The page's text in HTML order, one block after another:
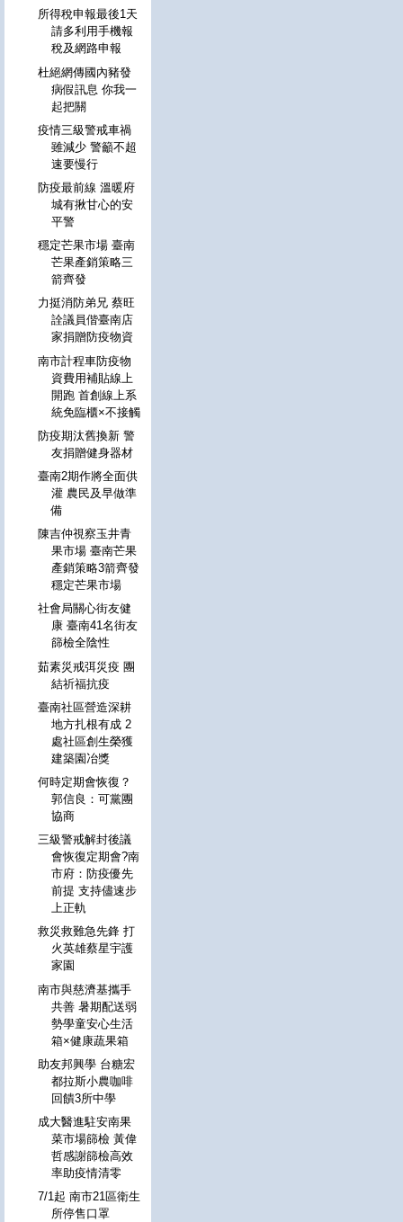
所得稅申報最後1天
請多利用手機報
稅及網路申報
杜絕網傳國內豬發
病假訊息 你我一
起把關
疫情三級警戒車禍
雖減少 警籲不超
速要慢行
防疫最前線 溫暖府
城有揪甘心的安
平警
穩定芒果市場 臺南
芒果產銷策略三
箭齊發
力挺消防弟兄 蔡旺
詮議員偕臺南店
家捐贈防疫物資
南市計程車防疫物
資費用補貼線上
開跑 首創線上系
統免臨櫃×不接觸
防疫期汰舊換新 警
友捐贈健身器材
臺南2期作將全面供
灌 農民及早做準
備
陳吉仲視察玉井青
果市場 臺南芒果
產銷策略3箭齊發
穩定芒果市場
社會局關心街友健
康 臺南41名街友
篩檢全陰性
茹素災戒弭災疫 團
結祈福抗疫
臺南社區營造深耕
地方扎根有成 2
處社區創生榮獲
建築園冶獎
何時定期會恢復？
郭信良：可黨團
協商
三級警戒解封後議
會恢復定期會?南
市府：防疫優先
前提 支持儘速步
上正軌
救災救難急先鋒 打
火英雄蔡星宇護
家園
南市與慈濟基攜手
共善 暑期配送弱
勢學童安心生活
箱×健康蔬果箱
助友邦興學 台糖宏
都拉斯小農咖啡
回饋3所中學
成大醫進駐安南果
菜市場篩檢 黃偉
哲感謝篩檢高效
率助疫情清零
7/1起 南市21區衛生
所停售口罩